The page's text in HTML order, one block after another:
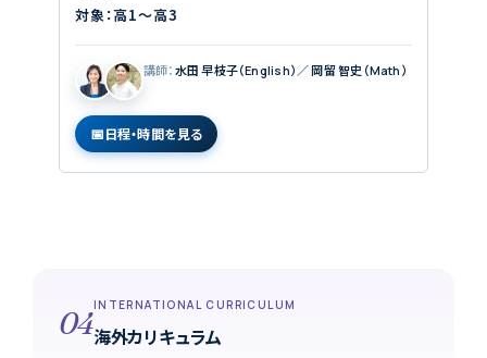
対象：高1〜高3
講師： 水田 早枝子（English）／ 岡留 智史（Math）
日程・時間を見る
04INTERNATIONAL CURRICULUM
海外カリキュラム